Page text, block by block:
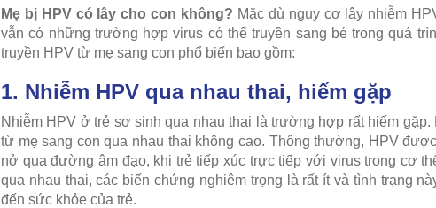
Mẹ bị HPV có lây cho con không? Mặc dù nguy cơ lây nhiễm
vẫn có những trường hợp virus có thể truyền sang bé trong quá
truyền HPV từ mẹ sang con phổ biến bao gồm:
1. Nhiễm HPV qua nhau thai, hiếm gặp
Nhiễm HPV ở trẻ sơ sinh qua nhau thai là trường hợp rất hiếm
từ mẹ sang con qua nhau thai không cao. Thông thường, HPV
nở qua đường âm đạo, khi trẻ tiếp xúc trực tiếp với virus trong cơ
qua nhau thai, các biến chứng nghiêm trọng là rất ít và tình trạng
đến sức khỏe của trẻ.